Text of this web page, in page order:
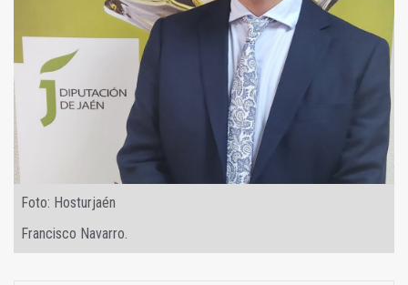
Foto: Hosturjaén
Francisco Navarro.